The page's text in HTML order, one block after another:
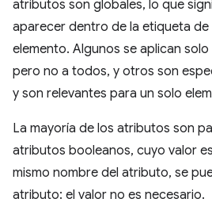
atributos son globales, lo que
aparecer dentro de la etiqueta
elemento. Algunos se aplican
pero no a todos, y otros son
y son relevantes para un solo
La mayoría de los atributos son
atributos booleanos, cuyo valor
mismo nombre del atributo, se
atributo: el valor no es necesario.